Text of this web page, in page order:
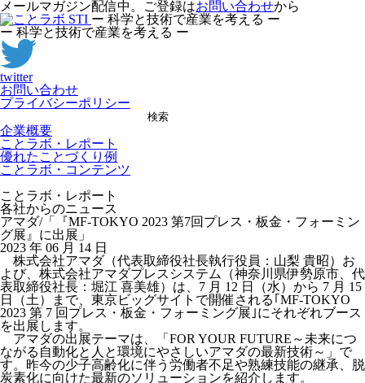
メールマガジン配信中。ご登録はお問い合わせから
ー 科学と技術で産業を考える ー
ー 科学と技術で産業を考える ー
twitter
お問い合わせ
プライバシーポリシー
検索
企業概要
ことラボ・レポート
優れたことづくり例
ことラボ・コンテンツ
ことラボ・レポート
各社からのニュース
アマダ/「『MF-TOKYO 2023 第7回プレス・板金・フォーミン
グ展』に出展」
2023 年 06 月 14 日
株式会社アマダ（代表取締役社長執行役員：山梨 貴昭）お
よび、株式会社アマダプレスシステム（神奈川県伊勢原市、代
表取締役社長：堀江 喜美雄）は、7 月 12 日（水）から 7 月 15
日（土）まで、東京ビッグサイトで開催される｢MF-TOKYO
2023 第 7 回プレス・板金・フォーミング展｣にそれぞれブース
を出展します。
アマダの出展テーマは、「FOR YOUR FUTURE～未来につ
ながる自動化と人と環境にやさしいアマダの最新技術～」で
す。昨今の少子高齢化に伴う労働者不足や熟練技能の継承、脱
炭素化に向けた最新のソリューションを紹介します。